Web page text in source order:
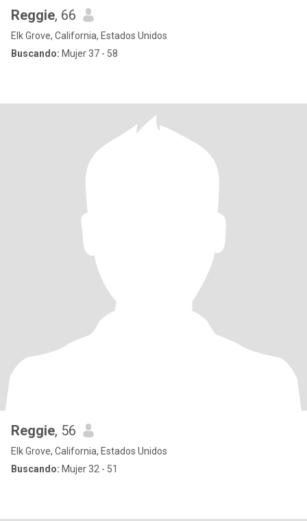
Reggie, 66
Elk Grove, California, Estados Unidos
Buscando: Mujer 37 - 58
Reggie, 56
Elk Grove, California, Estados Unidos
Buscando: Mujer 32 - 51